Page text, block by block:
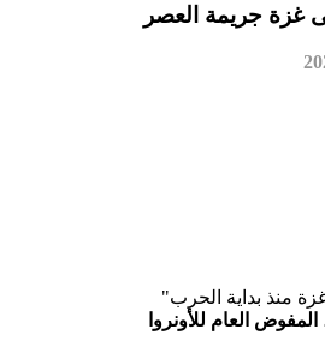
غزة جريمة العصر
منذ بداية الحرب"
المفوض العام للأونروا